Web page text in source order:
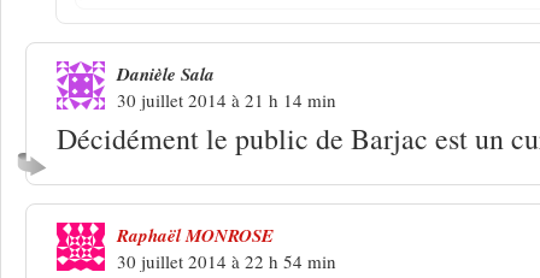
Danièle Sala
30 juillet 2014 à 21 h 14 min
Décidément le public de Barjac est un
Raphaël MONROSE
30 juillet 2014 à 22 h 54 min